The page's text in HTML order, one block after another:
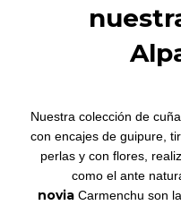
Nuestra colección de
con encajes de guipure,
perlas y con flores,
como el ante
novia Carmenchu son